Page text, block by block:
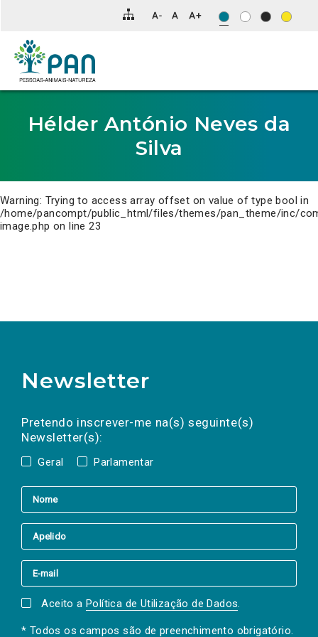
para
conteúdo
principal
da
Hélder António Neves da
Silva
Warning: Trying to access array offset on value of type bool in
/home/pancompt/public_html/files/themes/pan_theme/inc/
image.php on line23
Newsletter
Pretendo inscrever-me na(s) seguinte(s)
Newsletter(s):
Geral Parlamentar
a(s) newsletter(s).
mail
Aceito a Política de Utilização de Dados.
* Todos os campos são de preenchimento obrigatório.